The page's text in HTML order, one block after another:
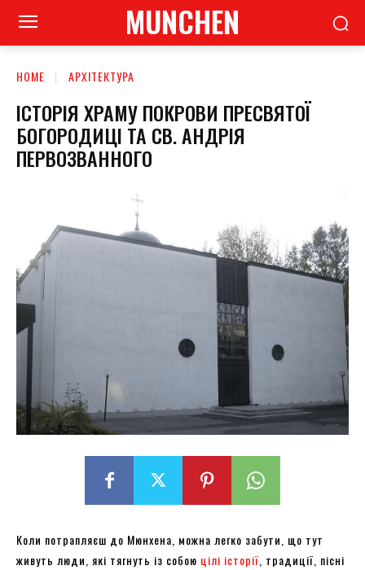
MUNCHEN
HOME АРХІТЕКТУРА
ІСТОРІЯ ХРАМУ ПОКРОВИ ПРЕСВЯТОЇ
БОГОРОДИЦІ ТА СВ. АНДРІЯ
ПЕРВОЗВАННОГО
Коли потрапляєш до Мюнхена, можна легко забути, що тут
живуть люди, які тягнуть із собою цілі історії , традиції, пісні